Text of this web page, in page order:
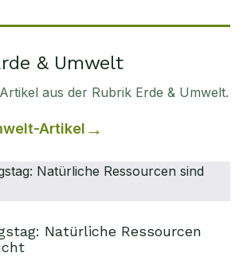
& Umwelt
aus der Rubrik Erde & Umwelt.
-Artikel
Natürliche Ressourcen